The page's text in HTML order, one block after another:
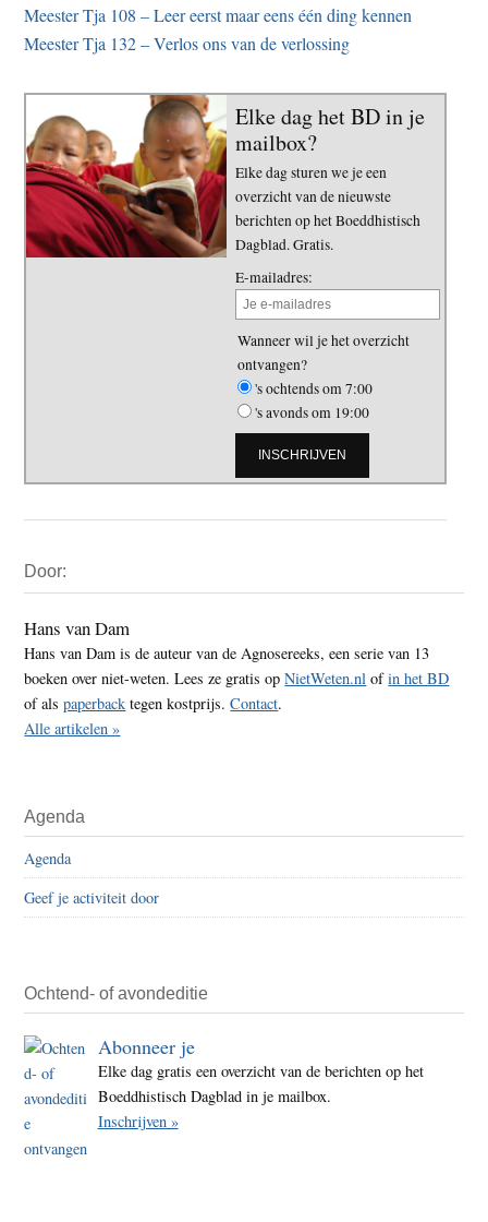
Meester Tja 108 – Leer eerst maar eens één ding kennen
Meester Tja 132 – Verlos ons van de verlossing
Elke dag het BD in je
mailbox?
Elke dag sturen we je een
overzicht van de nieuwste
berichten op het Boeddhistisch
Dagblad. Gratis.
E-mailadres:
Wanneer wil je het overzicht
ontvangen?
's ochtends om 7:00
's avonds om 19:00
Sidebar
Door:
Hans van Dam
Hans van Dam is de auteur van de Agnosereeks, een serie van 13
boeken over niet-weten. Lees ze gratis opNietWeten.nl ofin het BD
of alspaperback tegen kostprijs.Contact.
Alle artikelen »
Agenda
Agenda
Geef je activiteit door
Ochtend- of avondeditie
Abonneer je
Elke dag gratis een overzicht van de berichten op het
Boeddhistisch Dagblad in je mailbox.
Inschrijven »